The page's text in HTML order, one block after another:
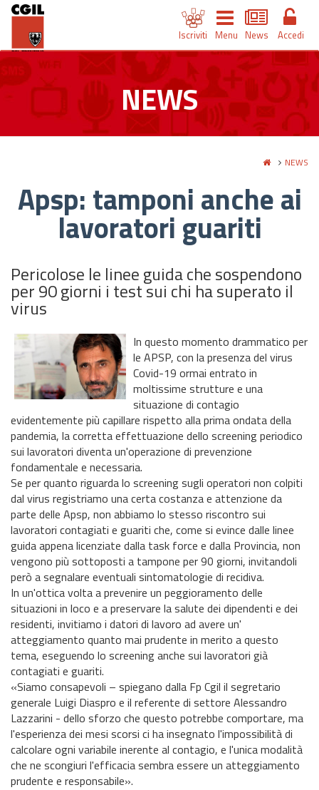
Iscriviti Menu News Accedi
NEWS
NEWS
Apsp: tamponi anche ai
lavoratori guariti
Pericolose le linee guida che sospendono
per 90 giorni i test sui chi ha superato il
virus
In questo momento drammatico per
le APSP, con la presenza del virus
Covid-19 ormai entrato in
moltissime strutture e una
situazione di contagio
evidentemente più capillare rispetto alla prima ondata della
pandemia, la corretta effettuazione dello screening periodico
sui lavoratori diventa un'operazione di prevenzione
fondamentale e necessaria.
Se per quanto riguarda lo screening sugli operatori non colpiti
dal virus registriamo una certa costanza e attenzione da
parte delle Apsp, non abbiamo lo stesso riscontro sui
lavoratori contagiati e guariti che, come si evince dalle linee
guida appena licenziate dalla task force e dalla Provincia, non
vengono più sottoposti a tampone per 90 giorni, invitandoli
però a segnalare eventuali sintomatologie di recidiva.
In un'ottica volta a prevenire un peggioramento delle
situazioni in loco e a preservare la salute dei dipendenti e dei
residenti, invitiamo i datori di lavoro ad avere un'
atteggiamento quanto mai prudente in merito a questo
tema, eseguendo lo screening anche sui lavoratori già
contagiati e guariti.
«Siamo consapevoli – spiegano dalla Fp Cgil il segretario
generale Luigi Diaspro e il referente di settore Alessandro
Lazzarini - dello sforzo che questo potrebbe comportare, ma
l'esperienza dei mesi scorsi ci ha insegnato l'impossibilità di
calcolare ogni variabile inerente al contagio, e l'unica modalità
che ne scongiuri l'efficacia sembra essere un atteggiamento
prudente e responsabile».